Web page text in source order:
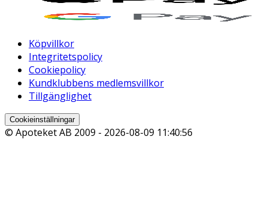
Köpvillkor
Integritetspolicy
Cookiepolicy
Kundklubbens medlemsvillkor
Tillgänglighet
Cookieinställningar
© Apoteket AB 2009 - 2026-08-09 11:40:56